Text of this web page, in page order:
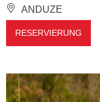
ANDUZE
RESERVIERUNG